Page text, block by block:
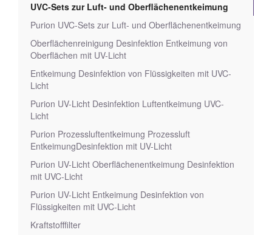
UVC-Sets zur Luft- und Oberflächenentkeimung
Purion UVC-Sets zur Luft- und Oberflächenentkeimung
Oberflächenreinigung Desinfektion Entkeimung von
Oberflächen mit UV-Licht
Entkeimung Desinfektion von Flüssigkeiten mit UVC-
Licht
Purion UV-Licht Desinfektion Luftentkeimung UVC-
Licht
Purion Prozessluftentkeimung Prozessluft
EntkeimungDesinfektion mit UV-Licht
Purion UV-Licht Oberflächenentkeimung Desinfektion
mit UVC-Licht
Purion UV-Licht Entkeimung Desinfektion von
Flüssigkeiten mit UVC-Licht
Kraftstofffilter